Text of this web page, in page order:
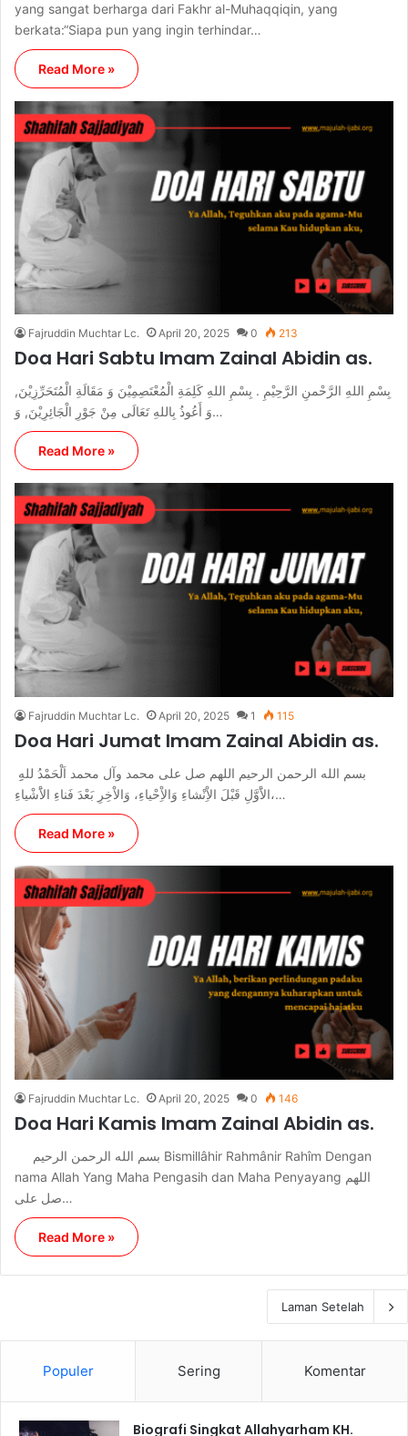
yang sangat berharga dari Fakhr al-Muhaqqiqin, yang
berkata:“Siapa pun yang ingin terhindar…
Read More »
Fajruddin Muchtar Lc. April 20, 2025 0 213
Doa Hari Sabtu Imam Zainal Abidin as.
بِسْمِ اللهِ الرَّحْمنِ الرَّحِيْمِ . بِسْمِ اللهِ كَلِمَةِ الْمُعْتَصِمِيْنَ وَ مَقَالَةِ الْمُتَحَرِّزِيْنَ,
وَ أَعُوذُ بِاللهِ تَعَالَى مِنْ جَوْرِ الْجَائِرِيْنَ, وَ…
Read More »
Fajruddin Muchtar Lc. April 20, 2025 1 115
Doa Hari Jumat Imam Zainal Abidin as.
الاَْوَّلِ قَبْلَ الاِْنْشاءِ وَالاِْحْياءِ، وَالاْخِرِ بَعْدَ فَناءِ الاَْشْياءِ،…
Read More »
Fajruddin Muchtar Lc. April 20, 2025 0 146
Doa Hari Kamis Imam Zainal Abidin as.
nama Allah Yang Maha Pengasih dan Maha Penyayang اللهم
صل على…
Read More »
Laman Setelah
Populer Sering Komentar
Biografi Singkat Allahyarham KH.